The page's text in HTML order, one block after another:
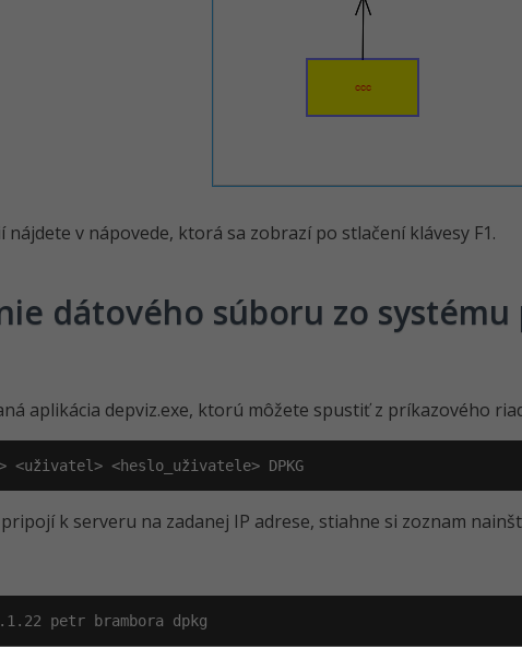
nájdete v nápovede, ktorá sa zobrazí po stlačení klávesy F1.
dátového súboru zo
aplikácia depviz.exe, ktorú môžete spustiť z príkazového
<uživatel> <heslo_uživatele> DPKG
k serveru na zadanej IP adrese, stiahne si zoznam
petr brambora dpkg